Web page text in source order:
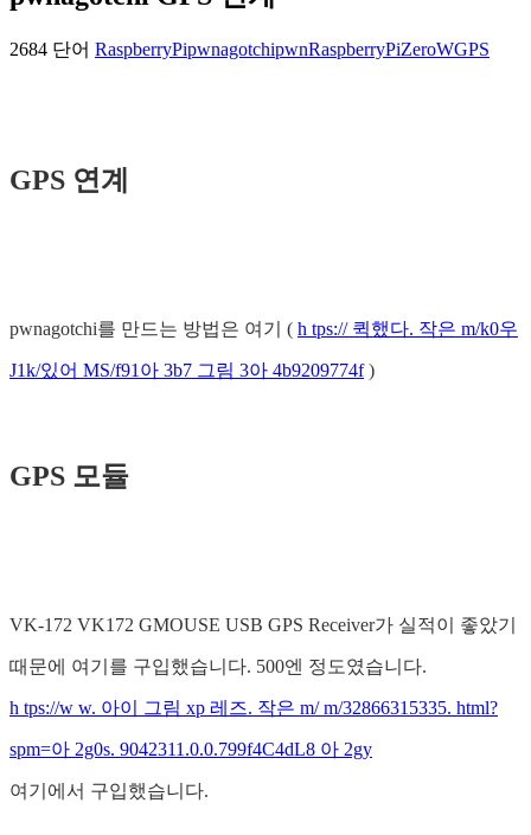
2684 단어 RaspberryPipwnagotchipwnRaspberryPiZeroWGPS
GPS 연계
pwnagotchi를 만드는 방법은 여기 ( h tps:// 퀵했다. 작은 m/k0우
J1k/있어 MS/f91아 3b7 그림 3아 4b9209774f)
GPS 모듈
VK-172 VK172 GMOUSE USB GPS Receiver가 실적이 좋았기
때문에 여기를 구입했습니다. 500엔 정도였습니다.
h tps://w w. 아이 그림 xp 레즈. 작은 m/ m/32866315335. html?
spm=아 2g0s. 9042311.0.0.799f4C4dL8 아 2gy
여기에서 구입했습니다.